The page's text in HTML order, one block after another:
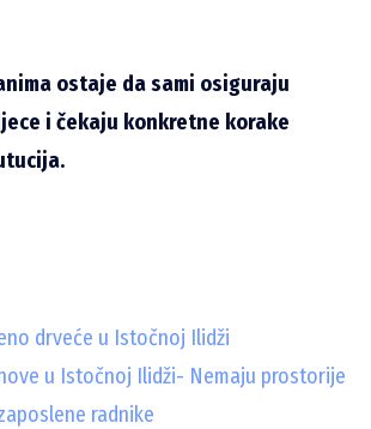
ostaje da sami osiguraju
i čekaju konkretne korake
drveće u Istočnoj Ilidži
u Istočnoj Ilidži- Nemaju prostorije
radnike